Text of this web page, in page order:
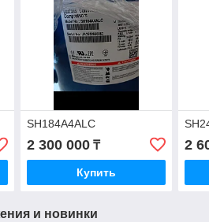
SH184A4ALC
2 300 000₸
Купить
2
и новинки